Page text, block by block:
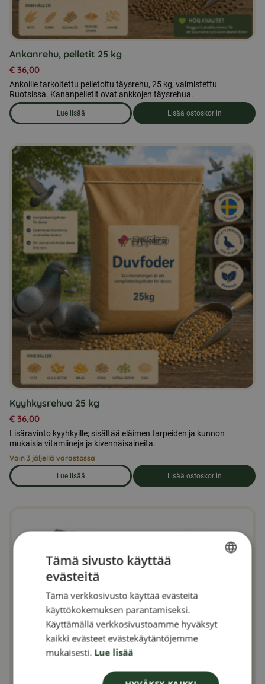
Ankanrehu, pelletit 25 kg
€ 36,00
Ankoille tarkoitettu pelletoitu täysrehu, 25 kg, valmistettu
Ruotsissa. Kananpelletit ovat ankkojen täysrehua.
Lue lisää
om produkten Ankanrehu, pelletit 25 kg
Lisää ostoskoriin
Kyyhkysrehua 25 kg
€ 36,00
Lisäravinto kyyhkyille; sisältää eläimen tarpeiden ja kunnon
mukaisia vitamiineja ja kivennäisaineita.
Vain 3 jäljellä varastossa
Lue lisää
om produkten Kyyhkysrehua 25 kg
Lisää ostoskoriin
FINNISH
DANISH
NORWEGIAN
Tämä sivusto käyttää
evästeitä
Tämä verkkosivusto käyttää evästeitä
käyttökokemuksen parantamiseksi.
Käyttämällä verkkosivustoamme hyväksyt
kaikki evästeet evästekäytäntöjemme
mukaisesti. Lue lisää